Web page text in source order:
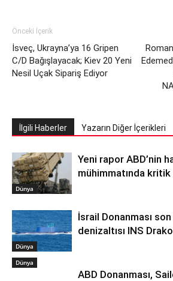
Önceki İçerik
İsveç, Ukrayna’ya 16 Gripen
C/D Bağışlayacak; Kiev 20 Yeni
Nesil Uçak Sipariş Ediyor
İlgili Haberler Yazarın Diğer İçerikleri
Dünya
Yeni rapor ABD’nin
mühimmatında
Dünya
İsrail Donanması
denizaltısı INS
Dünya
ABD Donanması,